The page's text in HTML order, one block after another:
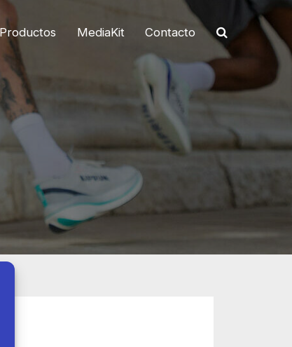
Productos MediaKit Contacto